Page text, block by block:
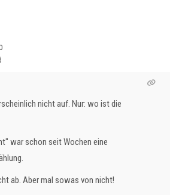
nicht auf. Nur: wo ist die
war schon seit Wochen eine
ab. Aber mal sowas von nicht!